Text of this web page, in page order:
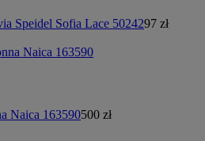
Speidel Sofia Lace 5024297 zł
Naica 163590500 zł